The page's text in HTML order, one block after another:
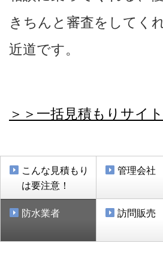
きちんと審査をしてく
近道です。
＞＞一括見積もりサイ
こんな見積もり
は要注意！
管理会社
防水業者 訪問販売